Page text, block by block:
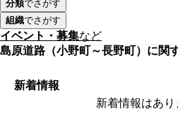
分類でさがす
組織でさがす
イベント・募集など
島原道路（小野町～長野町）に関
新着情報
新着情報はあり